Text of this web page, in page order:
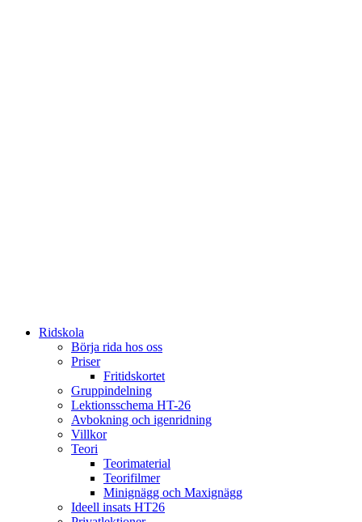
Ridskola
Börja rida hos oss
Priser
Fritidskortet
Gruppindelning
Lektionsschema HT-26
Avbokning och igenridning
Villkor
Teori
Teorimaterial
Teorifilmer
Minignägg och Maxignägg
Ideell insats HT26